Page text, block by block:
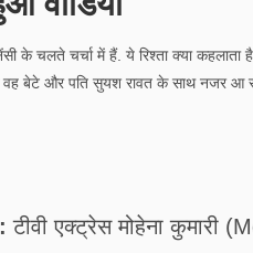
के चलते चर्चा में हैं. ये रिश्ता क्या कहलाता
वह बेटे और पति सुयश रावत के साथ नजर आ
टीवी एक्ट्रेस मोहेना कुमारी